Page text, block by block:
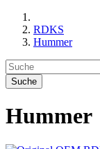
RDKS
Hummer
Hummer